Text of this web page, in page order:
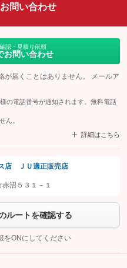
問い合わせ
認・見積り依頼
お問い合わせ
が届くことはありません。 メールア
の電話番号が通知されます。無料電話
ん。
詳細はこちら
追加してから「許可する」ボタンを押
して問い合わせを
店 ＪＵ適正販売店
沼５３１－１
ルートを確認する
をONにしてください